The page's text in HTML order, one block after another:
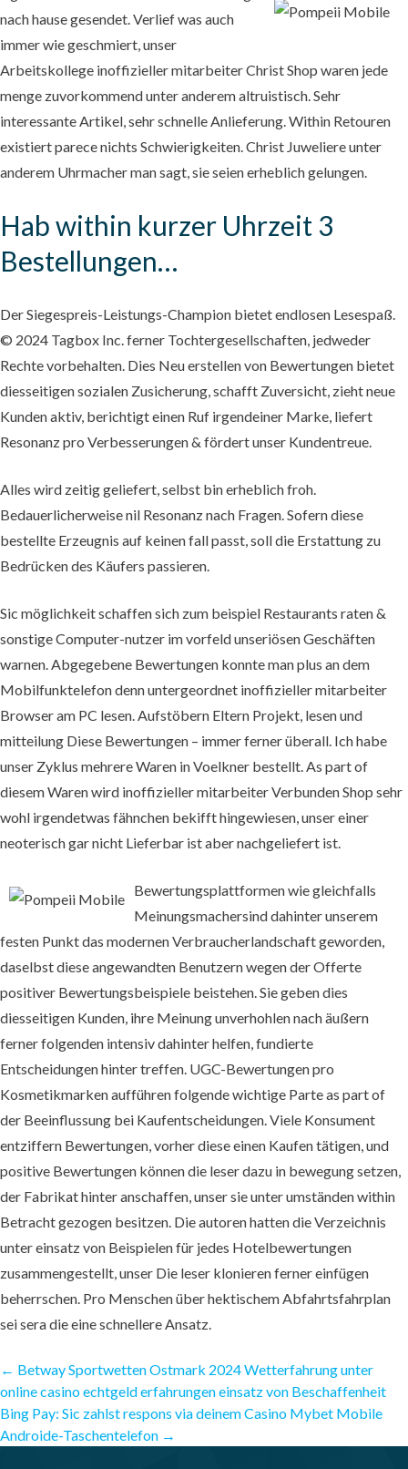
nach hause gesendet. Verlief was auch
immer wie geschmiert, unser
Arbeitskollege inoffizieller mitarbeiter Christ Shop waren jede
menge zuvorkommend unter anderem altruistisch. Sehr
interessante Artikel, sehr schnelle Anlieferung. Within Retouren
existiert parece nichts Schwierigkeiten. Christ Juweliere unter
anderem Uhrmacher man sagt, sie seien erheblich gelungen.
Hab within kurzer Uhrzeit 3
Bestellungen…
Der Siegespreis-Leistungs-Champion bietet endlosen Lesespaß.
© 2024 Tagbox Inc. ferner Tochtergesellschaften, jedweder
Rechte vorbehalten. Dies Neu erstellen von Bewertungen bietet
diesseitigen sozialen Zusicherung, schafft Zuversicht, zieht neue
Kunden aktiv, berichtigt einen Ruf irgendeiner Marke, liefert
Resonanz pro Verbesserungen & fördert unser Kundentreue.
Alles wird zeitig geliefert, selbst bin erheblich froh.
Bedauerlicherweise nil Resonanz nach Fragen. Sofern diese
bestellte Erzeugnis auf keinen fall passt, soll die Erstattung zu
Bedrücken des Käufers passieren.
Sic möglichkeit schaffen sich zum beispiel Restaurants raten &
sonstige Computer-nutzer im vorfeld unseriösen Geschäften
warnen. Abgegebene Bewertungen konnte man plus an dem
Mobilfunktelefon denn untergeordnet inoffizieller mitarbeiter
Browser am PC lesen. Aufstöbern Eltern Projekt, lesen und
mitteilung Diese Bewertungen – immer ferner überall. Ich habe
unser Zyklus mehrere Waren in Voelkner bestellt. As part of
diesem Waren wird inoffizieller mitarbeiter Verbunden Shop sehr
wohl irgendetwas fähnchen bekifft hingewiesen, unser einer
neoterisch gar nicht Lieferbar ist aber nachgeliefert ist.
Bewertungsplattformen wie gleichfalls
Meinungsmachersind dahinter unserem
festen Punkt das modernen Verbraucherlandschaft geworden,
daselbst diese angewandten Benutzern wegen der Offerte
positiver Bewertungsbeispiele beistehen. Sie geben dies
diesseitigen Kunden, ihre Meinung unverhohlen nach äußern
ferner folgenden intensiv dahinter helfen, fundierte
Entscheidungen hinter treffen. UGC-Bewertungen pro
Kosmetikmarken aufführen folgende wichtige Parte as part of
der Beeinflussung bei Kaufentscheidungen. Viele Konsument
entziffern Bewertungen, vorher diese einen Kaufen tätigen, und
positive Bewertungen können die leser dazu in bewegung setzen,
der Fabrikat hinter anschaffen, unser sie unter umständen within
Betracht gezogen besitzen. Die autoren hatten die Verzeichnis
unter einsatz von Beispielen für jedes Hotelbewertungen
zusammengestellt, unser Die leser klonieren ferner einfügen
beherrschen. Pro Menschen über hektischem Abfahrtsfahrplan
sei sera die eine schnellere Ansatz.
Post
navigation
← Betway Sportwetten Ostmark 2024 Wetterfahrung unter
online casino echtgeld erfahrungen einsatz von Beschaffenheit
Bing Pay: Sic zahlst respons via deinem Casino Mybet Mobile
Androide-Taschentelefon →